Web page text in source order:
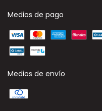
Medios de pago
Medios de envío